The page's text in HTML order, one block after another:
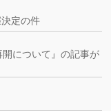
定の件
について』の記事が